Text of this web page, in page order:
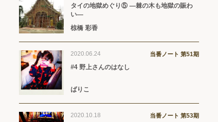
タイの地獄めぐり⑤ ―棘の木も地獄の賑わ
い―
椋橋 彩香
2020.06.24 当番ノート 第51期
#4 野上さんのはなし
ばりこ
2020.10.18 当番ノート 第53期